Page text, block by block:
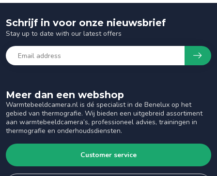
Meer dan een webshop
Warmtebeeldcamera.nl is dé specialist in de Benelux op het
gebied van thermografie. Wij bieden een uitgebreid assortiment
aan warmtebeeldcamera’s, professioneel advies, trainingen in
thermografie en onderhoudsdiensten.
Customer service
Schrijf in voor onze nieuwsbrief
Stay up to date with our latest offers